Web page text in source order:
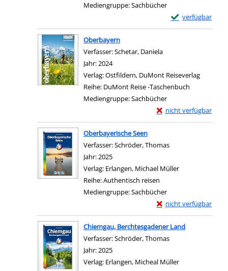
Mediengruppe:Sachbücher
verfügbar
Exemplar-Details
Zum Download
Oberbayern
Verfasser:Schetar, Daniela
Jahr:2024
Verlag:Ostfildern, DuMont Reiseverlag
Reihe: DuMont Reise -Taschenbuch
Mediengruppe:Sachbücher
nicht verfügbar
Exemplar-Details von
Zum Download von
Oberbayerische Seen
Verfasser:Schröder, Thomas
Jahr:2025
Verlag: Erlangen, Michael Müller
Reihe:Authentisch reisen
Mediengruppe:Sachbücher
nicht verfügbar
Exemplar-Details von
Zum Download von
Chiemgau, Berchtesgadener Land
Verfasser:Schröder, Thomas
Jahr:2025
Verlag: Erlangen, Micheal Müller